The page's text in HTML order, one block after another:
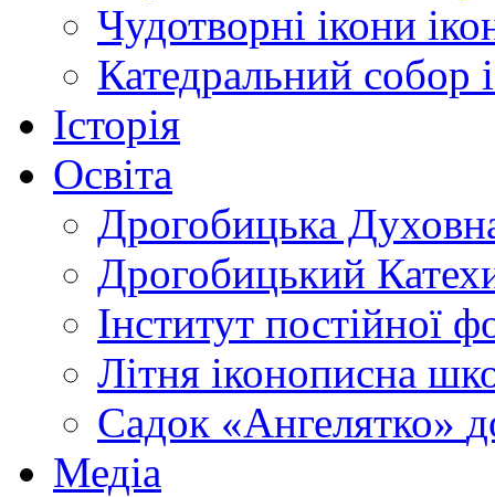
Чудотворні ікони
Катедральний собор
Історія
Освіта
Дрогобицька
Дрогобицький
Інститут постійної
Літня іконописна
Садок «Ангелятко»
Медіа